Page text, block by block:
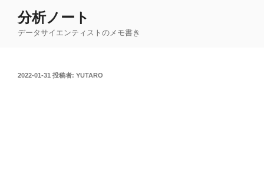
分析ノート
データサイエンティストのメモ書き
投
2022-01-31 投稿者: YUTARO